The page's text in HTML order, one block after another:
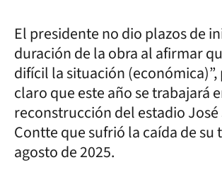
El presidente no dio plazos de
duración de la obra al afirmar
difícil la situación
claro que este año se trabajará
reconstrucción del estadio
Contte que sufrió la caída de su
agosto de 2025.